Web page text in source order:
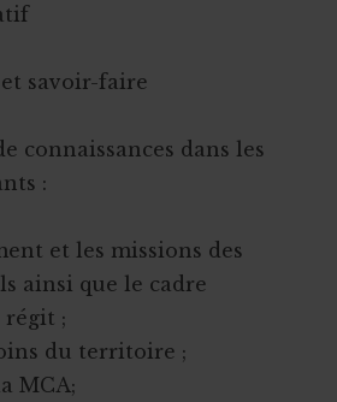
savoir-faire
connaissances dans les
:
et les missions des
ainsi que le cadre
régit ;
du territoire ;
MCA;